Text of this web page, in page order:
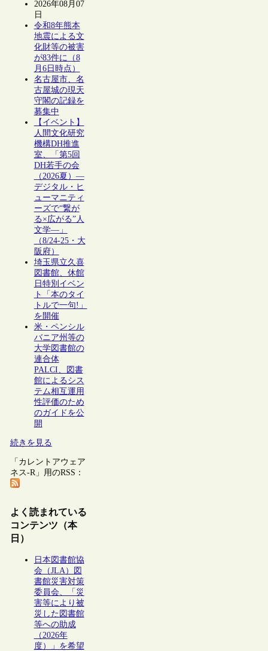
2026年08月07
日
令和8年熊本
地震による文
化財等の被害
が83件に（8
月6日時点）
名古屋市、名
古屋城の現天
守閣の記録を
募集中
【イベント】
人間文化研究
機構DH推進
室、「第5回
DH若手の会
（2026夏）―
デジタル・ヒ
ューマニティ
ーズで“繋が
る×広がる”人
文学―」
（8/24-25・大
阪府）
埼玉県立久喜
図書館、休館
日特別イベン
ト「本のタイ
トルで一句!」
を開催
米・ペンシル
バニア州等の
大学図書館の
連合体
PALCI、図書
館によるシス
テム相互運用
性評価のため
のガイドを公
開
続きを見る
「カレントアウェア
ネス-R」用のRSS：
よく読まれている
コンテンツ（本
日）
日本図書館協
会（JLA）図
書館災害対策
委員会、「災
害等により被
災した図書館
等への助成
（2026年
度）」を希望